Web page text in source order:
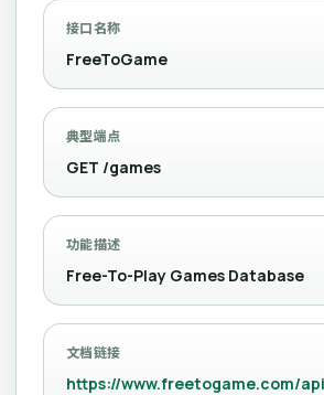
接口名称
FreeToGame
典型端点
GET /games
功能描述
Free-To-Play Games Database
文档链接
https://www.freetogame.com/